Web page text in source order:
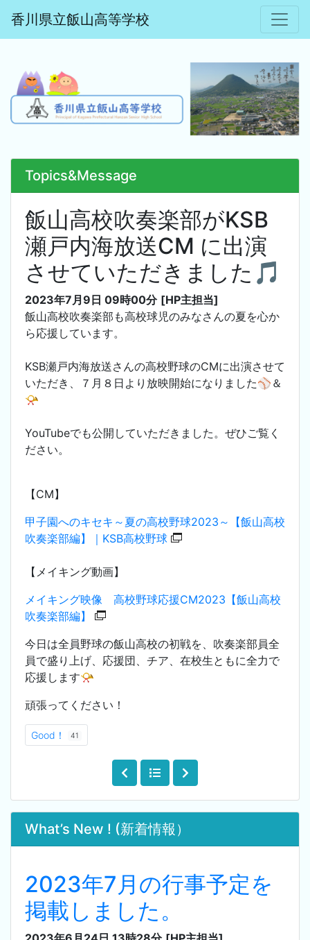
香川県立飯山高等学校
Topics&Message
飯山高校吹奏楽部がKSB
瀬戸内海放送CM に出演
させていただきました🎵
2023年7月9日 09時00分 [HP主担当]
飯山高校吹奏楽部も高校球児のみなさんの夏を心か
ら応援しています。
KSB瀬戸内海放送さんの高校野球のCMに出演させて
いただき、７月８日より放映開始になりました⚾＆
📯
YouTubeでも公開していただきました。ぜひご覧く
ださい。
【CM】
甲子園へのキセキ～夏の高校野球2023～【飯山高校
吹奏楽部編】｜KSB高校野球
【メイキング動画】
メイキング映像 高校野球応援CM2023【飯山高校
吹奏楽部編】
今日は全員野球の飯山高校の初戦を、吹奏楽部員全
員で盛り上げ、応援団、チア、在校生ともに全力で
応援します📯
頑張ってください！
Good！ 41
What’s New ! (新着情報）
2023年7月の行事予定を
掲載しました。